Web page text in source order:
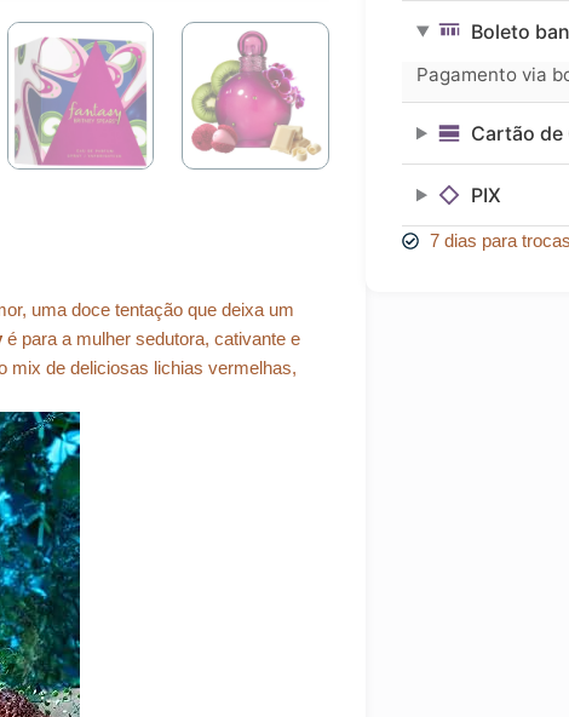
uma doce tentação que deixa um
é para a mulher sedutora, cativante e
mix de deliciosas lichias vermelhas,
Spears
de
Parfum
100ml
Boleto
Pagamento via
Cartão de
PIX
7 dias para